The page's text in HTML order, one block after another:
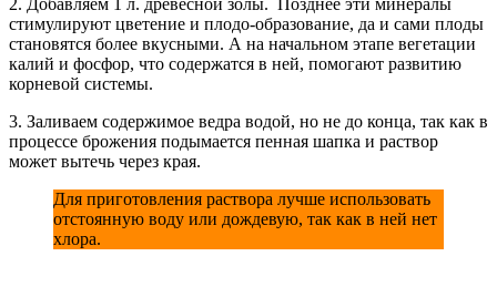
2. Добавляем 1 л. древесной золы. Позднее эти минералы
стимулируют цветение и плодо-образование, да и сами плоды
становятся более вкусными. А на начальном этапе вегетации
калий и фосфор, что содержатся в ней, помогают развитию
корневой системы.
3. Заливаем содержимое ведра водой, но не до конца, так как в
процессе брожения подымается пенная шапка и раствор
может вытечь через края.
Для приготовления раствора лучше использовать
отстоянную воду или дождевую, так как в ней нет
хлора.